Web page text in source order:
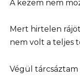
A kezem nem
Mert hirtelen
nem volt a teljes
Végül tárcsáztam